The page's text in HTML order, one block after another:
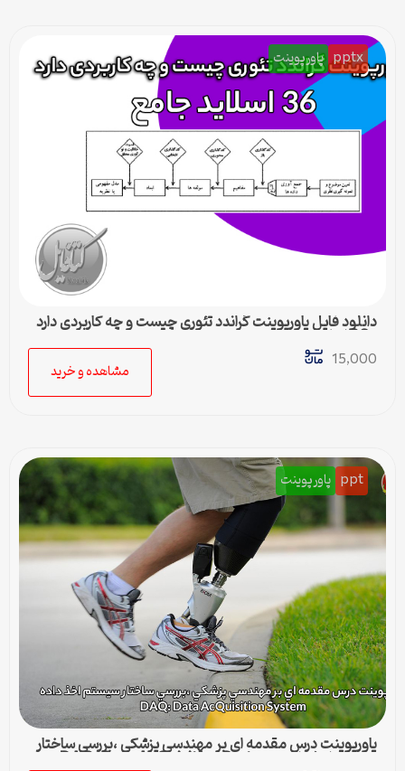
pptx پاورپوینت
دانلود فایل پاورپوینت گراندد تئوری چیست و چه کاربردی دارد
15,000
مشاهده و خرید
ppt پاورپوینت
پاورپوینت درس مقدمه اي بر مهندسي پزشكي ،بررسي ساختار
سيستم اخذ داده ، DAQ: Data AcQuisition System